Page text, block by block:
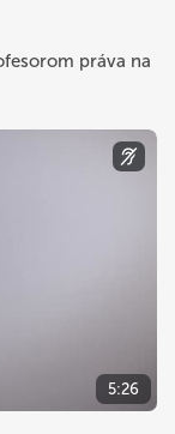
práva na
5:26